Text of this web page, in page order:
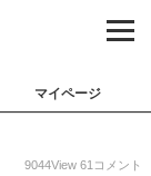
マイページ
9044View 61 コメント